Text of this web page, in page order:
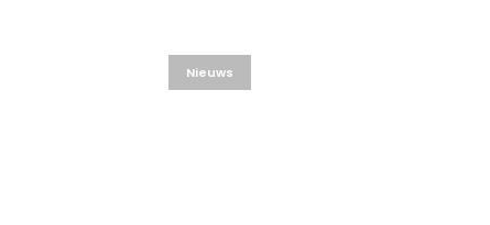
Nieuws